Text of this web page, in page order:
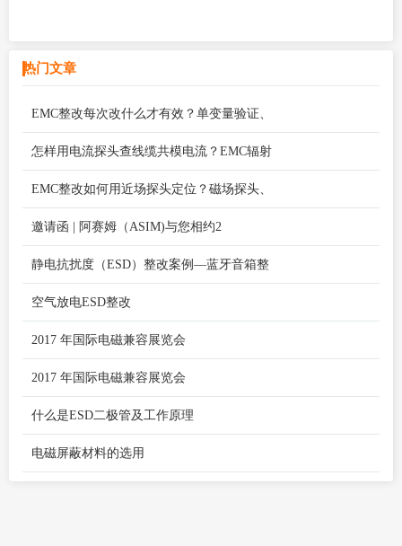
热门文章
EMC整改每次改什么才有效？单变量验证、
怎样用电流探头查线缆共模电流？EMC辐射
EMC整改如何用近场探头定位？磁场探头、
邀请函 | 阿赛姆（ASIM)与您相约2
静电抗扰度（ESD）整改案例—蓝牙音箱整
空气放电ESD整改
2017 年国际电磁兼容展览会
2017 年国际电磁兼容展览会
什么是ESD二极管及工作原理
电磁屏蔽材料的选用